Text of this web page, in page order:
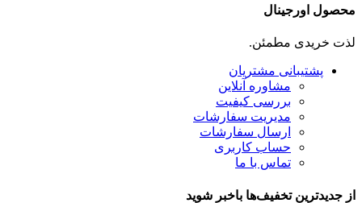
محصول اورجینال
لذت خریدی مطمئن.
پشتیبانی مشتریان
مشاوره آنلاین
بررسی کیفیت
مدیریت سفارشات
ارسال سفارشات
حساب کاربری
تماس با ما
از جدیدترین تخفیف‌ها باخبر شوید